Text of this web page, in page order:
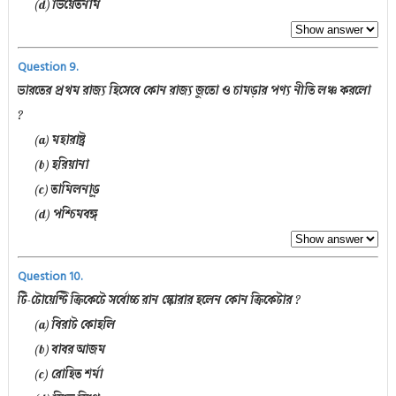
(d) ভিয়েতনাম
Question 9.
ভারতের প্রথম রাজ্য হিসেবে কোন রাজ্য জুতো ও চামড়ার পণ্য নীতি লঞ্চ করলো
?
(a) মহারাষ্ট্র
(b) হরিয়ানা
(c) তামিলনাড়ু
(d) পশ্চিমবঙ্গ
Question 10.
টি-টোয়েন্টি ক্রিকেটে সর্বোচ্চ রান স্কোরার হলেন কোন ক্রিকেটার ?
(a) বিরাট কোহলি
(b) বাবর আজম
(c) রোহিত শর্মা